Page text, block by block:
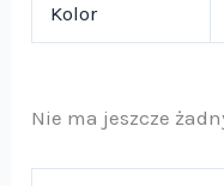
Kolor
Nie ma jeszcze